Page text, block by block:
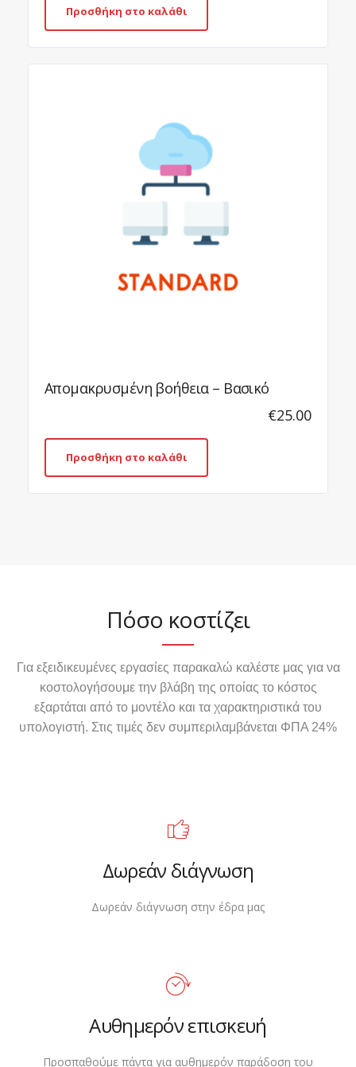
Προσθήκη στο καλάθι
Απομακρυσμένη βοήθεια – Βασικό
€25.00
Προσθήκη στο καλάθι
Πόσο κοστίζει
Για εξειδικευμένες εργασίες παρακαλώ καλέστε μας για να
κοστολογήσουμε την βλάβη της οποίας το κόστος
εξαρτάται από το μοντέλο και τα χαρακτηριστικά του
υπολογιστή. Στις τιμές δεν συμπεριλαμβάνεται ΦΠΑ 24%
Δωρεάν διάγνωση
Δωρεάν διάγνωση στην έδρα μας
Αυθημερόν επισκευή
Προσπαθούμε πάντα για αυθημερόν παράδοση του